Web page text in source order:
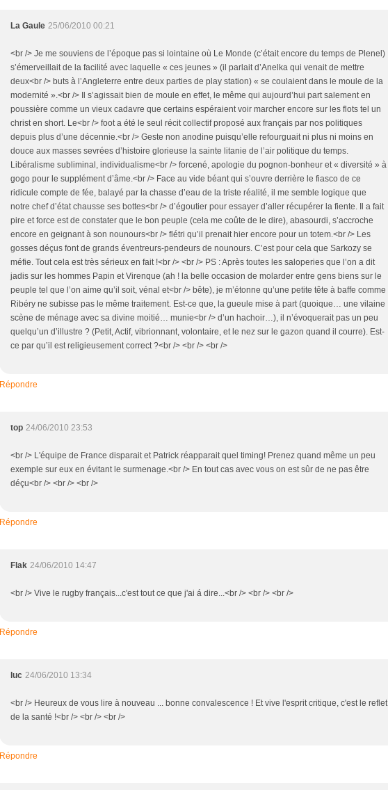
La Gaule 25/06/2010 00:21
<br /> Je me souviens de l’époque pas si lointaine où Le Monde (c’était encore du temps de Plenel)
s’émerveillait de la facilité avec laquelle « ces jeunes » (il parlait d’Anelka qui venait de mettre
deux<br /> buts à l’Angleterre entre deux parties de play station) « se coulaient dans le moule de la
modernité ».<br /> Il s’agissait bien de moule en effet, le même qui aujourd’hui part salement en
poussière comme un vieux cadavre que certains espéraient voir marcher encore sur les flots tel un
christ en short. Le<br /> foot a été le seul récit collectif proposé aux français par nos politiques
depuis plus d’une décennie.<br /> Geste non anodine puisqu’elle refourguait ni plus ni moins en
douce aux masses sevrées d’histoire glorieuse la sainte litanie de l’air politique du temps.
Libéralisme subliminal, individualisme<br /> forcené, apologie du pognon-bonheur et « diversité » à
gogo pour le supplément d’âme.<br /> Face au vide béant qui s’ouvre derrière le fiasco de ce
ridicule compte de fée, balayé par la chasse d’eau de la triste réalité, il me semble logique que
notre chef d’état chausse ses bottes<br /> d’égoutier pour essayer d’aller récupérer la fiente. Il a fait
pire et force est de constater que le bon peuple (cela me coûte de le dire), abasourdi, s’accroche
encore en geignant à son nounours<br /> flétri qu’il prenait hier encore pour un totem.<br /> Les
gosses déçus font de grands éventreurs-pendeurs de nounours. C’est pour cela que Sarkozy se
méfie. Tout cela est très sérieux en fait !<br /> <br /> PS : Après toutes les saloperies que l’on a dit
jadis sur les hommes Papin et Virenque (ah ! la belle occasion de molarder entre gens biens sur le
peuple tel que l’on aime qu’il soit, vénal et<br /> bête), je m’étonne qu’une petite tête à baffe comme
Ribéry ne subisse pas le même traitement. Est-ce que, la gueule mise à part (quoique… une vilaine
scène de ménage avec sa divine moitié… munie<br /> d’un hachoir…), il n’évoquerait pas un peu
quelqu’un d’illustre ? (Petit, Actif, vibrionnant, volontaire, et le nez sur le gazon quand il courre). Est-
ce par qu’il est religieusement correct ?<br /> <br /> <br />
Répondre
top 24/06/2010 23:53
<br /> L'équipe de France disparait et Patrick réapparait quel timing! Prenez quand même un peu
exemple sur eux en évitant le surmenage.<br /> En tout cas avec vous on est sûr de ne pas être
déçu<br /> <br /> <br />
Répondre
Flak 24/06/2010 14:47
<br /> Vive le rugby français...c'est tout ce que j'ai á dire...<br /> <br /> <br />
Répondre
luc 24/06/2010 13:34
<br /> Heureux de vous lire à nouveau ... bonne convalescence ! Et vive l'esprit critique, c'est le reflet
de la santé !<br /> <br /> <br />
Répondre